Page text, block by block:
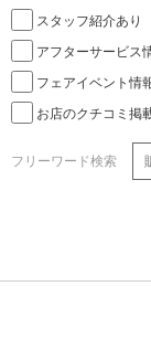
スタッフ紹介あり
アフターサービス
フェアイベント情
お店のクチコミ掲
フリーワード検索